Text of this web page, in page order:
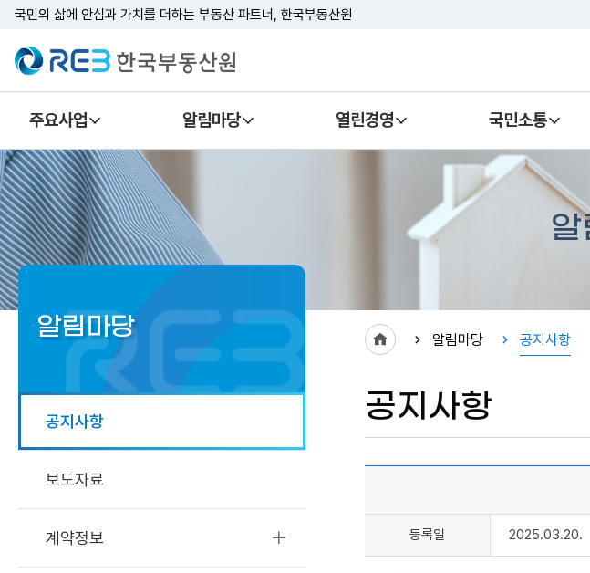
국민의 삶에 안심과 가치를 더하는 부동산 파트너, 한국부동산원
REB 한국부동산원
주요사업 알림마당 열린경영 국민소통
알림마당
공지사항
보도자료
계약정보
홈 알림마당 공지사항
공지사항
등록일 2025.03.20.